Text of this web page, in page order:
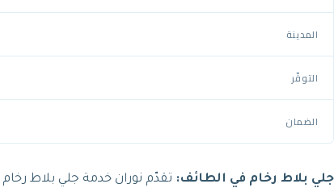
المدينة
التوفّر
الضمان
جلي بلاط رخام في الطائف: تقدّم نوران خدمة جلي بلاط